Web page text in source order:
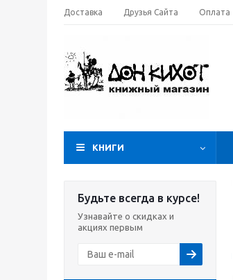
Доставка Друзья Сайта Оплата
КНИГИ
Будьте всегда в курсе!
Узнавайте о скидках и
акциях первым